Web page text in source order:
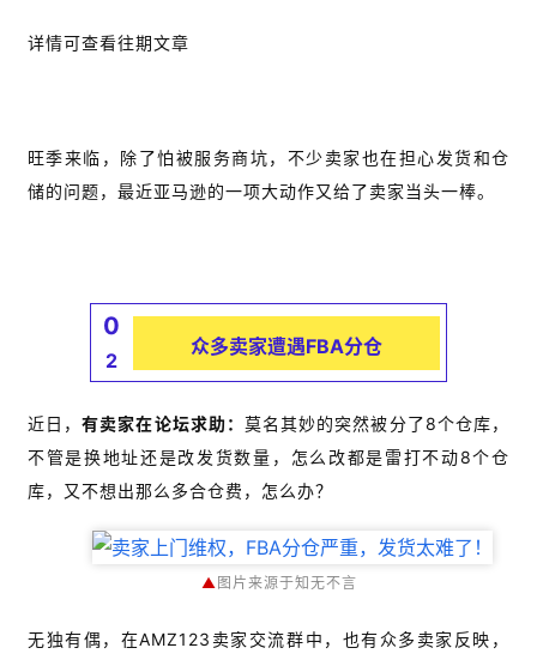
详情可查看往期文章
旺季来临，除了怕被服务商坑，不少卖家也在担心发货和仓
储的问题，最近亚马逊的一项大动作又给了卖家当头一棒。
0
2
众多卖家遭遇FBA分仓
近日，有卖家在论坛求助： 莫名其妙的突然被分了8个仓库，
不管是换地址还是改发货数量，怎么改都是雷打不动8个仓
库，又不想出那么多合仓费，怎么办？
▲ 图片来源于知无不言
无独有偶，在AMZ123卖家交流群中，也有众多卖家反映，